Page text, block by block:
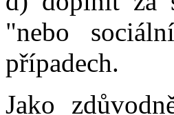
"nebo
případech.
Jako